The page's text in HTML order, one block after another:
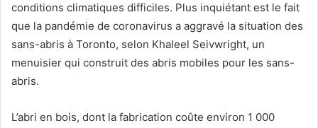
conditions climatiques difficiles. Plus inquiétant est le fait
que la pandémie de coronavirus a aggravé la situation des
sans-abris à Toronto, selon Khaleel Seivwright, un
menuisier qui construit des abris mobiles pour les sans-
abris.
L’abri en bois, dont la fabrication coûte environ 1 000